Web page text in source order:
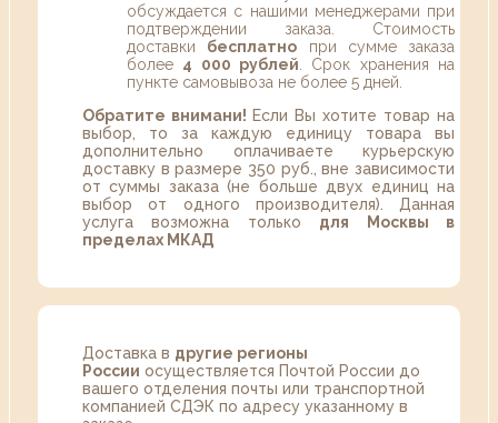
обсуждается с нашими менеджерами при
подтверждении заказа. Стоимость
доставки бесплатно при сумме заказа
более 4 000 рублей . Срок хранения на
пункте самовывоза не более 5 дней.
Обратите внимани! Если Вы хотите товар на
выбор, то за каждую единицу товара вы
дополнительно оплачиваете курьерскую
доставку в размере 350 руб., вне зависимости
от суммы заказа (не больше двух единиц на
выбор от одного производителя). Данная
услуга возможна только для Москвы в
пределах МКАД
Доставка в другие регионы
России осуществляется Почтой России до
вашего отделения почты или транспортной
компанией СДЭК по адресу указанному в